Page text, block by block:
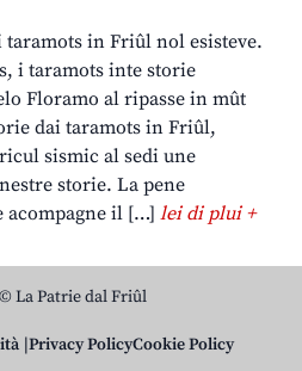
in Friûl nol esisteve.
i taramots inte storie
Floramo al ripasse in mût
dai taramots in Friûl,
sismic al sedi une
storie. La pene
acompagne il […] lei di plui +
La Patrie dal Friûl
Privacy PolicyCookie Policy